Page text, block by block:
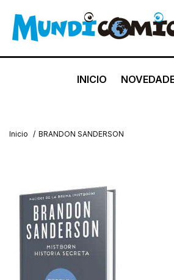
INICIO
Inicio / BRANDON SANDERSON